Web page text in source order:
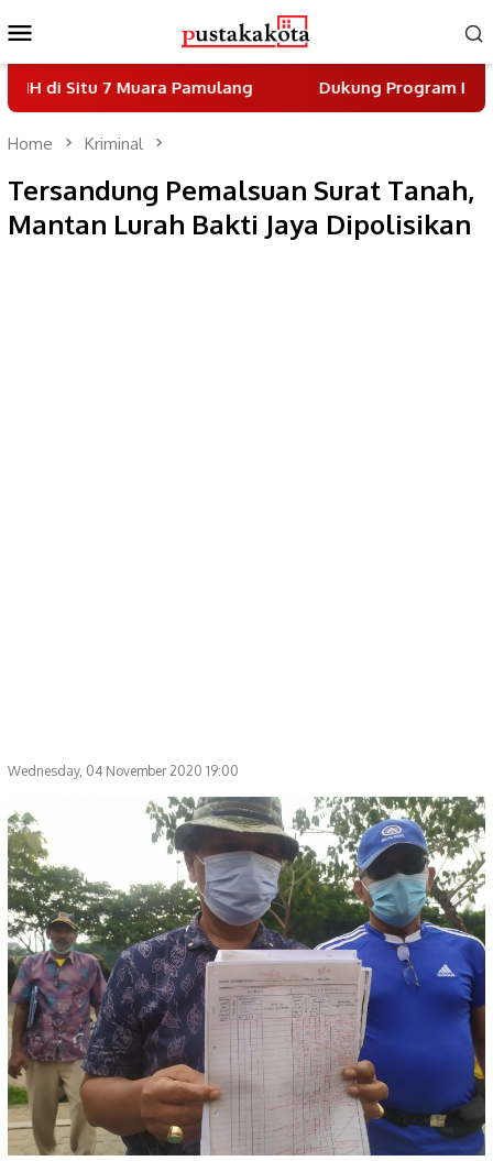
to
contentMenu
Muara Pamulang Dukung Program Indonesia Asri,
Home Kriminal
Tersandung Pemalsuan Surat Tanah,
Mantan Lurah Bakti Jaya Dipolisikan
Wednesday, 04 November 2020 19:00